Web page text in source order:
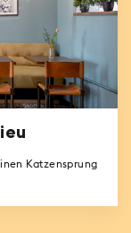
Katzensprung